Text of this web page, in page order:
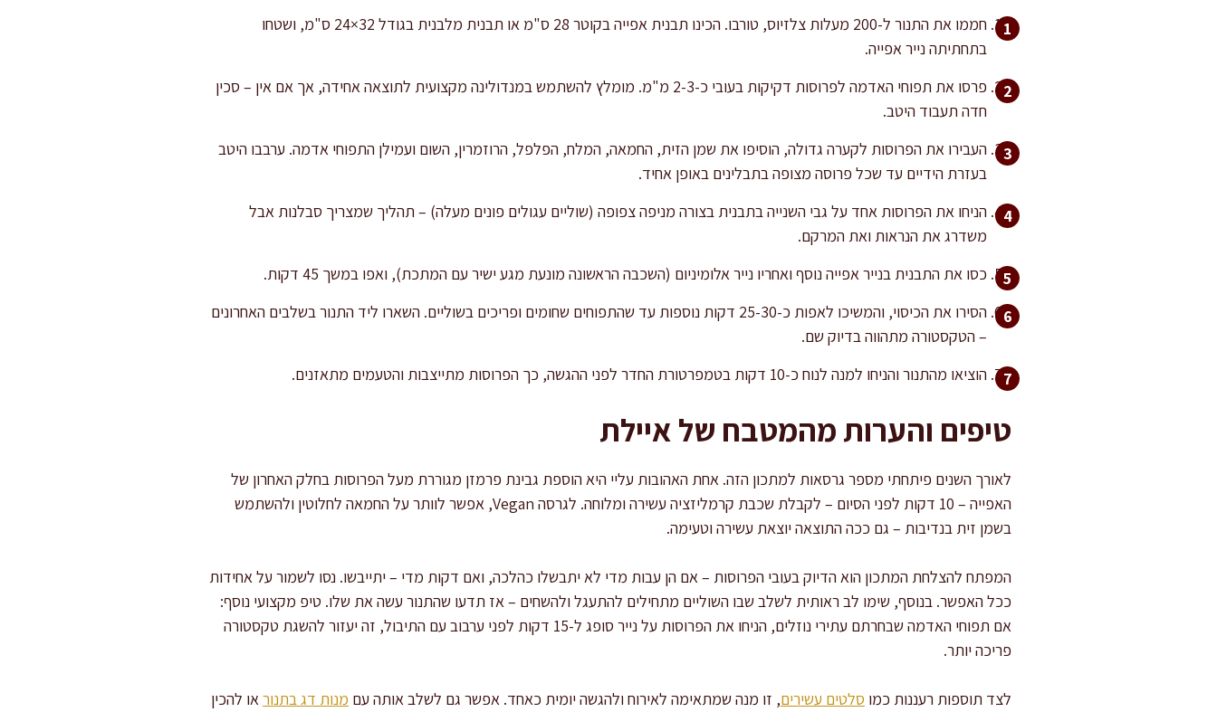
חממו את התנור ל-200 מעלות צלזיוס, טורבו. הכינו תבנית אפייה בקוטר 28 ס"מ או תבנית מלבנית בגודל 32×24 ס"מ, ושטחו
בתחתיתה נייר אפייה.
פרסו את תפוחי האדמה לפרוסות דקיקות בעובי כ-2-3 מ"מ. מומלץ להשתמש במנדולינה מקצועית לתוצאה אחידה, אך אם אין – סכין
חדה תעבוד היטב.
העבירו את הפרוסות לקערה גדולה, הוסיפו את שמן הזית, החמאה, המלח, הפלפל, הרוזמרין, השום ועמילן התפוחי אדמה. ערבבו היטב
בעזרת הידיים עד שכל פרוסה מצופה בתבלינים באופן אחיד.
הניחו את הפרוסות אחד על גבי השנייה בתבנית בצורה מניפה צפופה (שוליים עגולים פונים מעלה) – תהליך שמצריך סבלנות אבל
משדרג את הנראות ואת המרקם.
כסו את התבנית בנייר אפייה נוסף ואחריו נייר אלומיניום (השכבה הראשונה מונעת מגע ישיר עם המתכת), ואפו במשך 45 דקות.
הסירו את הכיסוי, והמשיכו לאפות כ-25-30 דקות נוספות עד שהתפוחים שחומים ופריכים בשוליים. השארו ליד התנור בשלבים האחרונים
– הטקסטורה מתהווה בדיוק שם.
הוציאו מהתנור והניחו למנה לנוח כ-10 דקות בטמפרטורת החדר לפני ההגשה, כך הפרוסות מתייצבות והטעמים מתאזנים.
טיפים והערות מהמטבח של איילת
לאורך השנים פיתחתי מספר גרסאות למתכון הזה. אחת האהובות עליי היא הוספת גבינת פרמזן מגוררת מעל הפרוסות בחלק האחרון של
האפייה – 10 דקות לפני הסיום – לקבלת שכבת קרמליזציה עשירה ומלוחה. לגרסה Vegan, אפשר לוותר על החמאה לחלוטין ולהשתמש
בשמן זית בנדיבות – גם ככה התוצאה יוצאת עשירה וטעימה.
המפתח להצלחת המתכון הוא הדיוק בעובי הפרוסות – אם הן עבות מדי לא יתבשלו כהלכה, ואם דקות מדי – יתייבשו. נסו לשמור על אחידות
ככל האפשר. בנוסף, שימו לב ראותית לשלב שבו השוליים מתחילים להתעגל ולהשחים – אז תדעו שהתנור עשה את שלו. טיפ מקצועי נוסף:
אם תפוחי האדמה שבחרתם עתירי נוזלים, הניחו את הפרוסות על נייר סופג ל-15 דקות לפני ערבוב עם התיבול, זה יעזור להשגת טקסטורה
פריכה יותר.
לצד תוספות רעננות כמו סלטים עשירים, זו מנה שמתאימה לאירוח ולהגשה יומית כאחד. אפשר גם לשלב אותה עם מנות דג בתנוראו להכין